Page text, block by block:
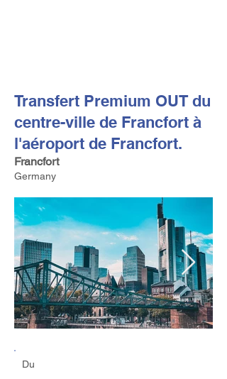
Transfert Premium OUT du
centre-ville de Francfort à
l'aéroport de Francfort.
Francfort
Germany
Du